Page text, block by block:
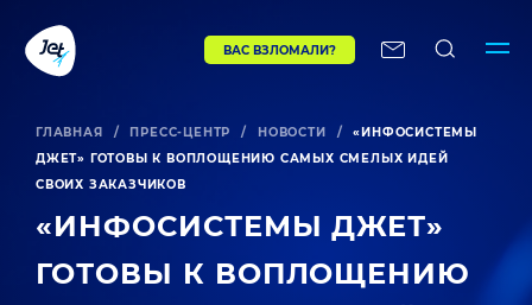
ВАС ВЗЛОМАЛИ?
ГЛАВНАЯ / ПРЕСС-ЦЕНТР / НОВОСТИ /
«ИНФОСИСТЕМЫ
ДЖЕТ» ГОТОВЫ К ВОПЛОЩЕНИЮ САМЫХ СМЕЛЫХ ИДЕЙ
СВОИХ ЗАКАЗЧИКОВ
«ИНФОСИСТЕМЫ ДЖЕТ»
ГОТОВЫ К ВОПЛОЩЕНИЮ